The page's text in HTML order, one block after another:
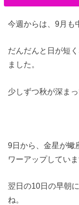
今週からは、9月も
だんだんと日が短
ました。
少しずつ秋が深ま
9日から、金星が蠍
ワーアップしていま
翌日の10日の早朝
ね。